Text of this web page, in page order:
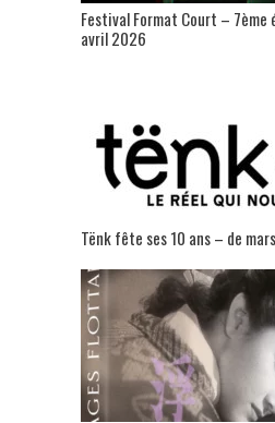
Festival Format Court –
avril 2026
Tënk fête ses 10 ans – de